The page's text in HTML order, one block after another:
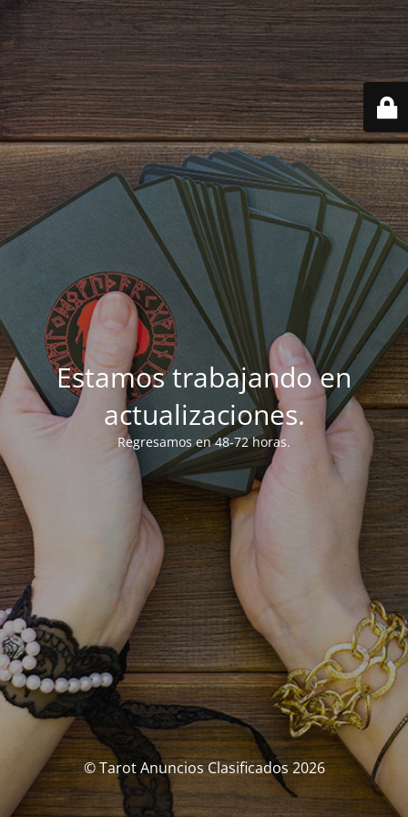
Estamos trabajando en
actualizaciones.
Regresamos en 48-72 horas.
© Tarot Anuncios Clasificados 2026